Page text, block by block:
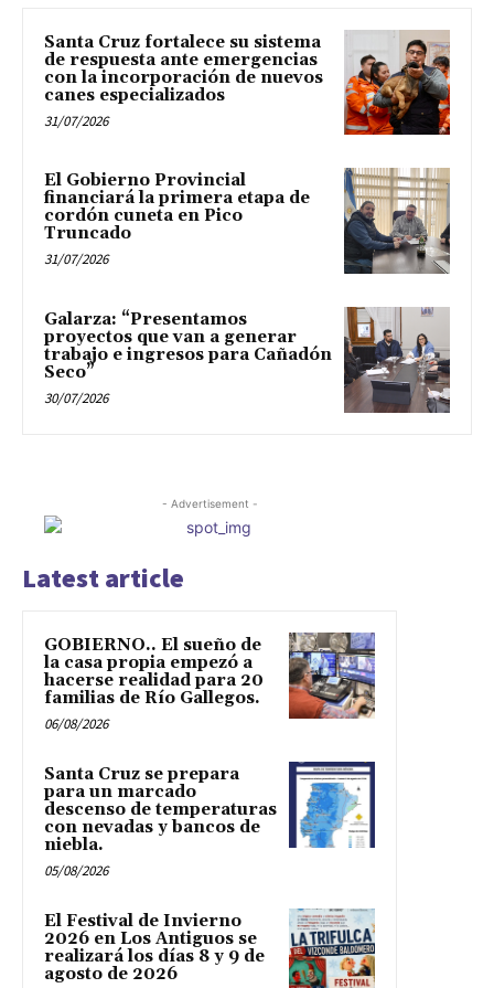
Santa Cruz fortalece su sistema
de respuesta ante emergencias
con la incorporación de nuevos
canes especializados
31/07/2026
El Gobierno Provincial
financiará la primera etapa de
cordón cuneta en Pico
Truncado
31/07/2026
Galarza: “Presentamos
proyectos que van a generar
trabajo e ingresos para Cañadón
Seco”
30/07/2026
- Advertisement -
Latest article
GOBIERNO.. El sueño de
la casa propia empezó a
hacerse realidad para 20
familias de Río Gallegos.
06/08/2026
Santa Cruz se prepara
para un marcado
descenso de temperaturas
con nevadas y bancos de
niebla.
05/08/2026
El Festival de Invierno
2026 en Los Antiguos se
realizará los días 8 y 9 de
agosto de 2026